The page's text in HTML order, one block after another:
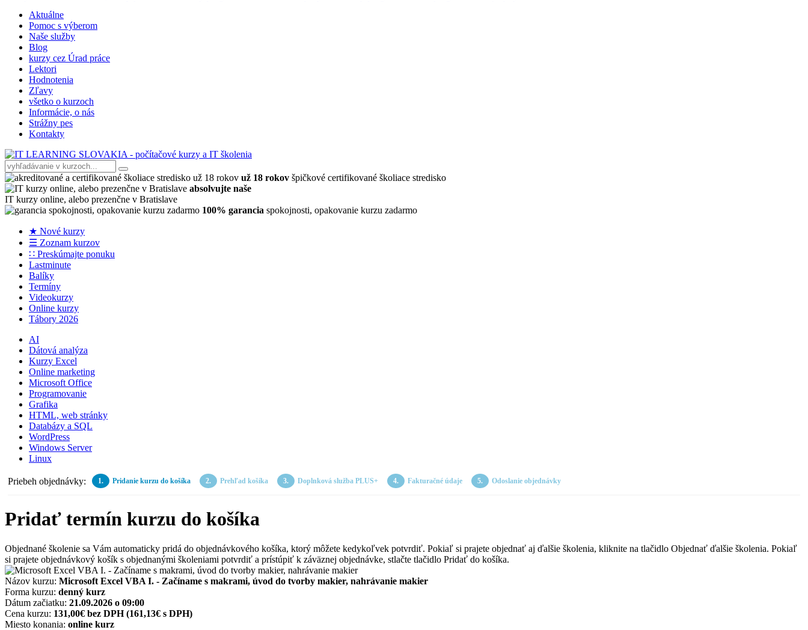
Aktuálne
Pomoc s výberom
Naše služby
Blog
kurzy cez Úrad práce
Lektori
Hodnotenia
Zľavy
všetko o kurzoch
Informácie, o nás
Strážny pes
Kontakty
už 18 rokov špičkové certifikované školiace stredisko
absolvujte naše
IT kurzy online, alebo prezenčne v Bratislave
100% garancia spokojnosti, opakovanie kurzu zadarmo
★ Nové kurzy
☰ Zoznam kurzov
∷ Preskúmajte ponuku
Lastminute
Balíky
Termíny
Videokurzy
Online kurzy
Tábory 2026
AI
Dátová analýza
Kurzy Excel
Online marketing
Microsoft Office
Programovanie
Grafika
HTML, web stránky
Databázy a SQL
WordPress
Windows Server
Linux
Priebeh objednávky: Pridanie kurzu do košíka Prehľad košíka Doplnková služba PLUS+ Fakturačné údaje Odoslanie objednávky
Pridať termín kurzu do košíka
Objednané školenie sa Vám automaticky pridá do objednávkového košíka, ktorý môžete kedykoľvek potvrdiť. Pokiaľ si prajete objednať aj ďalšie školenia, kliknite na tlačidlo Objednať ďalšie školenia. Pokiaľ
si prajete objednávkový košík s objednanými školeniami potvrdiť a prístúpiť k záväznej objednávke, stlačte tlačidlo Pridať do košíka.
Názov kurzu: Microsoft Excel VBA I. - Začíname s makrami, úvod do tvorby makier, nahrávanie makier
Forma kurzu: denný kurz
Dátum začiatku: 21.09.2026 o 09:00
Cena kurzu: 131,00€ bez DPH(161,13€ s DPH)
Miesto konania: online kurz